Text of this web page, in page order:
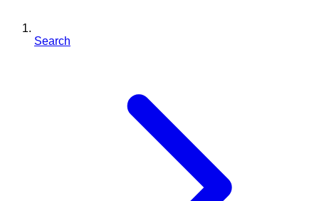
Search